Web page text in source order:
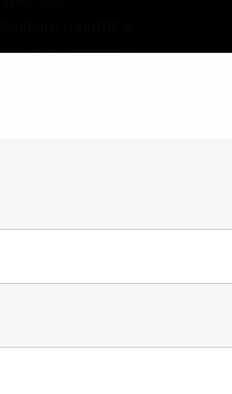
jako urządzenie